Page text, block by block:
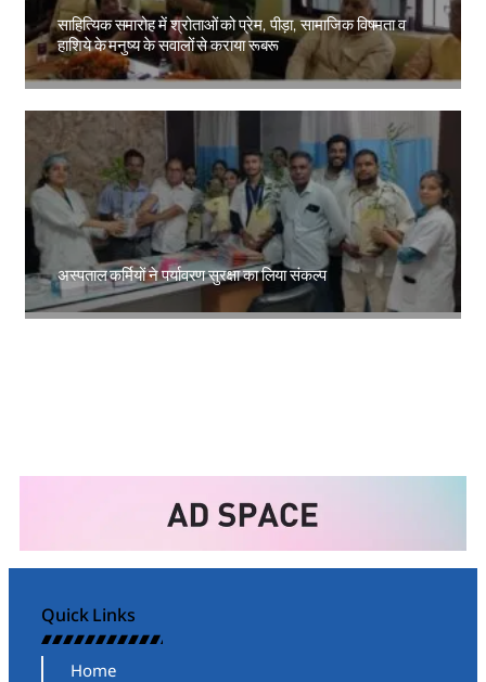
साहित्यिक समारोह में श्रोताओं को प्रेम, पीड़ा, सामाजिक विषमता व
हाशिये के मनुष्य के सवालों से कराया रूबरू
Amit Lekh
अस्पताल कर्मियों ने पर्यावरण सुरक्षा का लिया संकल्प
Amit Lekh
Quick Links
Home